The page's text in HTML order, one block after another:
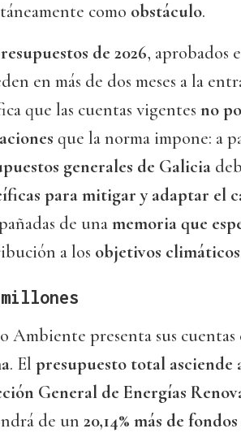
como obstáculo.
de 2026, aprobados
en más de dos meses a la
que las cuentas vigentes no
que la norma impone: a
generales de Galicia
para mitigar y adaptar el
de unamemoria que
a los objetivos climáticos
Ambiente presenta sus cuentas
. El presupuesto total asciende
General de Energías
de un 20,14% más de